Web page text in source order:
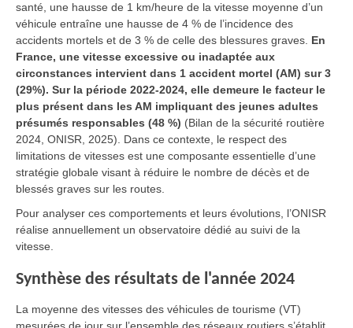
santé, une hausse de 1 km/heure de la vitesse moyenne d’un
véhicule entraîne une hausse de 4 % de l’incidence des
accidents mortels et de 3 % de celle des blessures graves. En
France, une vitesse excessive ou inadaptée aux
circonstances intervient dans 1 accident mortel (AM) sur 3
(29%). Sur la période 2022-2024, elle demeure le facteur le
plus présent dans les AM impliquant des jeunes adultes
présumés responsables (48 %) (Bilan de la sécurité routière
2024, ONISR, 2025). Dans ce contexte, le respect des
limitations de vitesses est une composante essentielle d’une
stratégie globale visant à réduire le nombre de décès et de
blessés graves sur les routes.
Pour analyser ces comportements et leurs évolutions, l’ONISR
réalise annuellement un observatoire dédié au suivi de la
vitesse.
Synthèse des résultats de l'année 2024
La moyenne des vitesses des véhicules de tourisme (VT)